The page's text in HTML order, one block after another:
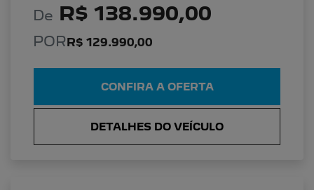
De R$ 138.990,00
PORR$ 129.990,00
CONFIRA A OFERTA
DETALHES DO VEÍCULO